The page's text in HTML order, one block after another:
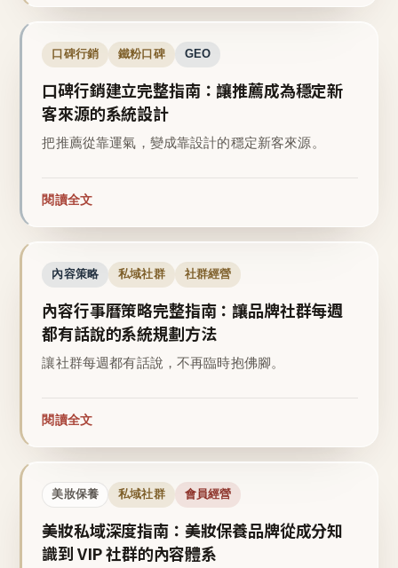
口碑行銷 鐵粉口碑 GEO
口碑行銷建立完整指南：讓推薦成為穩定新
客來源的系統設計
把推薦從靠運氣，變成靠設計的穩定新客來源。
閱讀全文
內容策略 私域社群 社群經營
內容行事曆策略完整指南：讓品牌社群每週
都有話說的系統規劃方法
讓社群每週都有話說，不再臨時抱佛腳。
閱讀全文
美妝保養 私域社群 會員經營
美妝私域深度指南：美妝保養品牌從成分知
識到 VIP 社群的內容體系